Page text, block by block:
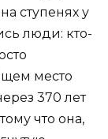
ступенях у
люди: кто-
место
370 лет
что она,